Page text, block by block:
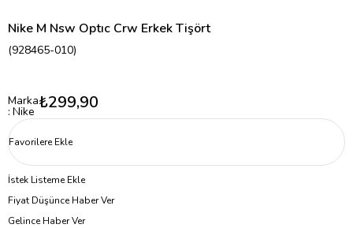
Nike M Nsw Optıc Crw Erkek Tişört
(928465-010)
Marka
: Nike ₺299,90
Favorilere Ekle
İstek Listeme Ekle
Fiyat Düşünce Haber Ver
Gelince Haber Ver